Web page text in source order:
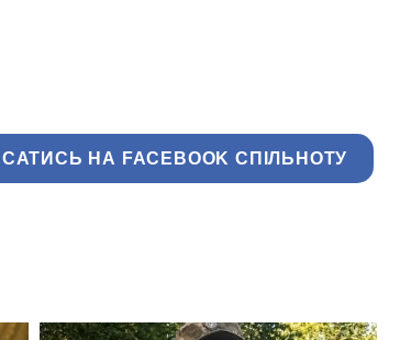
НА FACEBOOK СПІЛЬНОТУ